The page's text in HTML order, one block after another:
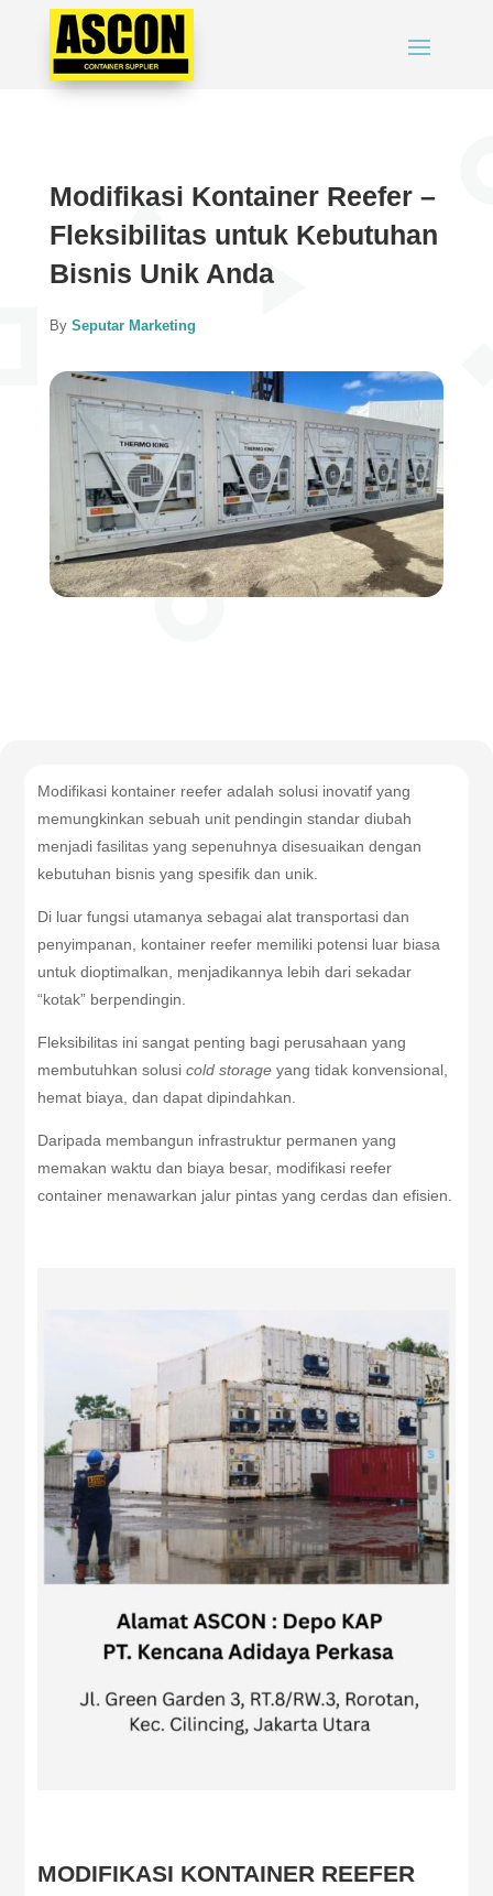
Modifikasi Kontainer Reefer –
Fleksibilitas untuk Kebutuhan
Bisnis Unik Anda
By Seputar Marketing
Modifikasi kontainer reefer adalah solusi inovatif yang
memungkinkan sebuah unit pendingin standar diubah
menjadi fasilitas yang sepenuhnya disesuaikan dengan
kebutuhan bisnis yang spesifik dan unik.
Di luar fungsi utamanya sebagai alat transportasi dan
penyimpanan, kontainer reefer memiliki potensi luar biasa
untuk dioptimalkan, menjadikannya lebih dari sekadar
“kotak” berpendingin.
Fleksibilitas ini sangat penting bagi perusahaan yang
membutuhkan solusicold storage yang tidak konvensional,
hemat biaya, dan dapat dipindahkan.
Daripada membangun infrastruktur permanen yang
memakan waktu dan biaya besar, modifikasi reefer
container menawarkan jalur pintas yang cerdas dan efisien.
MODIFIKASI KONTAINER REEFER